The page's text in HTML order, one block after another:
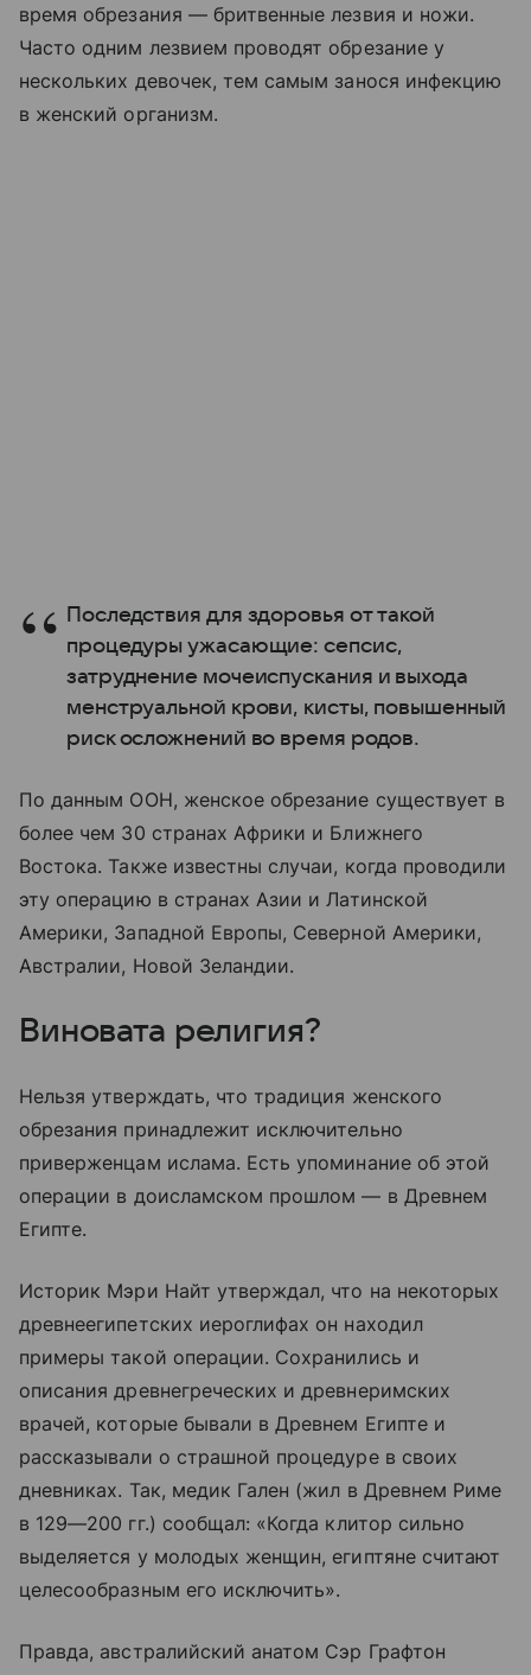
время обрезания — бритвенные лезвия и ножи.
Часто одним лезвием проводят обрезание у
нескольких девочек, тем самым занося инфекцию
в женский организм.
Последствия для здоровья от такой
процедуры ужасающие: сепсис,
затруднение мочеиспускания и выхода
менструальной крови, кисты, повышенный
риск осложнений во время родов.
По данным ООН, женское обрезание существует в
более чем 30 странах Африки и Ближнего
Востока. Также известны случаи, когда проводили
эту операцию в странах Азии и Латинской
Америки, Западной Европы, Северной Америки,
Австралии, Новой Зеландии.
Виновата религия?
Нельзя утверждать, что традиция женского
обрезания принадлежит исключительно
приверженцам ислама. Есть упоминание об этой
операции в доисламском прошлом — в Древнем
Египте.
Историк Мэри Найт утверждал, что на некоторых
древнеегипетских иероглифах он находил
примеры такой операции. Сохранились и
описания древнегреческих и древнеримских
врачей, которые бывали в Древнем Египте и
рассказывали о страшной процедуре в своих
дневниках. Так, медик Гален (жил в Древнем Риме
в 129—200 гг.) сообщал: «Когда клитор сильно
выделяется у молодых женщин, египтяне считают
целесообразным его исключить».
Правда, австралийский анатом Сэр Графтон